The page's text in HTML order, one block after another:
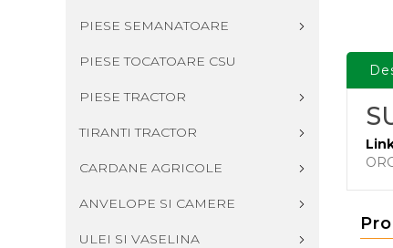
PIESE SEMANATOARE
PIESE TOCATOARE CSU
PIESE TRACTOR
TIRANTI TRACTOR
CARDANE AGRICOLE
ANVELOPE SI CAMERE
ULEI SI VASELINA